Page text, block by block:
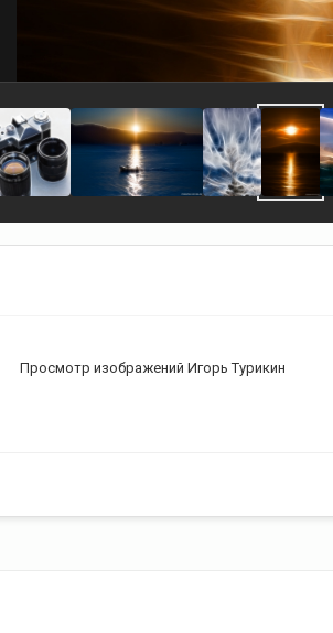
Просмотр изображений Игорь Турикин